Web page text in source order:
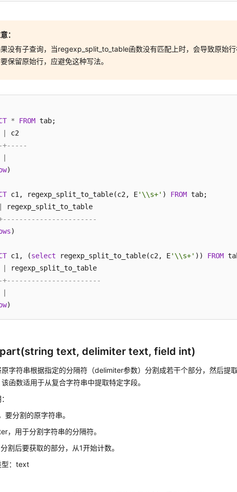
：
没有子查询，当regexp_split_to_table函数没有匹配上时，会导致原始
保留原始行，应避免这种写法。
* FROM tab;
)
c1, regexp_split_to_table(c2, E'\\s+' ) FROM tab;
)
c1, (select regexp_split_to_table(c2, E'\\s+' )) FROM
+-----------------------
text, delimiter text, field int)
字符串根据指定的分隔符（delimiter参数）分割成若干个部分，然后提
函数适用于从复合字符串中提取特定字段。
要分割的原字符串。
，用于分割字符串的分隔符。
割后要获取的部分，从1开始计数。
型：text